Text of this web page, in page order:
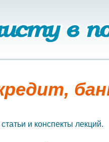
и конспекты лекций.